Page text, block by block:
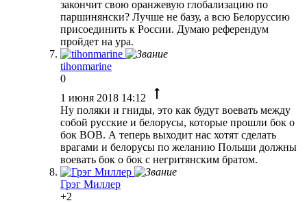
закончит свою оранжевую глобализацию по
паршинянски? Лучше не базу, а всю Белоруссию
присоединить к России. Думаю референдум
пройдет на ура.
tihonmarine
0
1 июня 2018 14:12
Ну поляки и гниды, это как будут воевать между
собой русские и белорусы, которые прошли бок о
бок ВОВ. А теперь выходит нас хотят сделать
врагами и белорусы по желанию Польши должны
воевать бок о бок с негритянским братом.
Грэг Миллер
+2